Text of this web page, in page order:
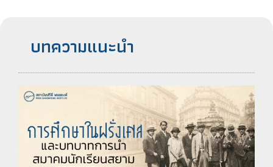
บทความแนะนำ